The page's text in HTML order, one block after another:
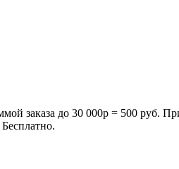
заказа до 30 000р = 500 руб.